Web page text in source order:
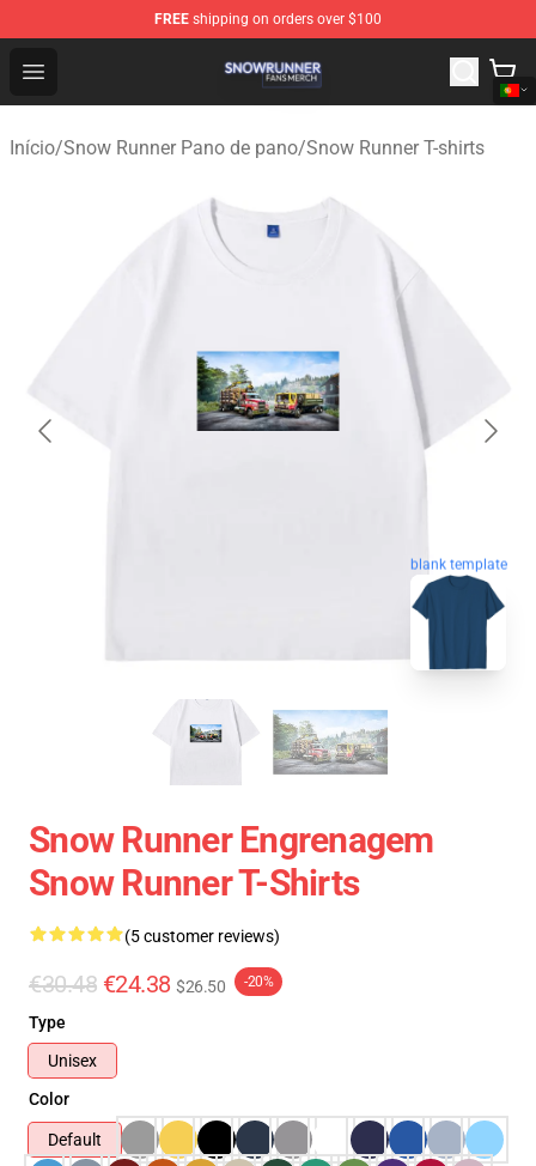
FREE shipping on orders over $100
Open menu
Snow Runner Shop - Official Snow Runner Merchandise
Início/Snow Runner Pano de pano/Snow Runner T-shirts
blank template
Snow Runner Engrenagem
Snow Runner T-Shirts
(5 customer reviews)
€30.48 €24.38 $26.50 -20%
Type
Unisex
Color
Default